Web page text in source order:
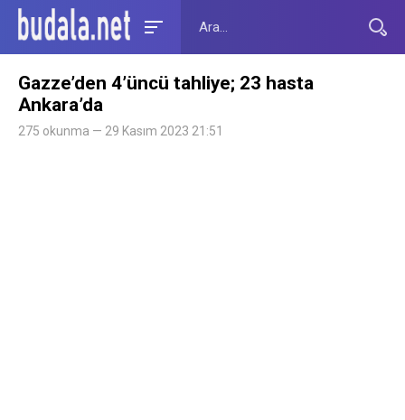
Gazze’den 4’üncü tahliye; 23 hasta
Ankara’da
275 okunma — 29 Kasım 2023 21:51